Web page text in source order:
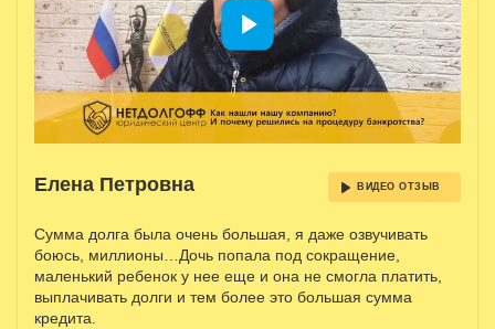
Елена Петровна ВИДЕО ОТЗЫВ
Сумма долга была очень большая, я даже озвучивать
боюсь, миллионы…Дочь попала под сокращение,
маленький ребенок у нее еще и она не смогла платить,
выплачивать долги и тем более это большая сумма
кредита.